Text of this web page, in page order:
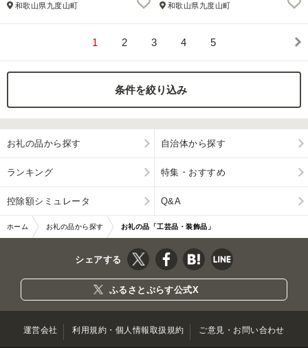
和歌山県九度山町 和歌山県九度山町
1 2 3 4 5
条件を絞り込み
お礼の品から探す 自治体から探す
ランキング 特集・おすすめ
控除額シミュレータ Q&A
ホーム お礼の品から探す お礼の品「工芸品・装飾品」
シェアする
ふるさとぷらす公式X
運営会社 利用規約・個人情報取扱規約 ご意見・お問い合わせ